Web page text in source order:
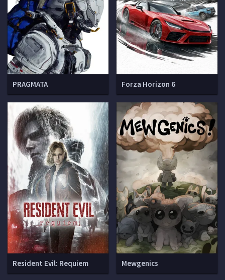
PRAGMATA Forza Horizon 6
Resident Evil: Requiem Mewgenics